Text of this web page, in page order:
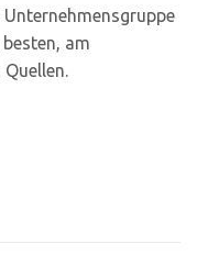
am